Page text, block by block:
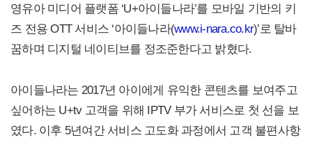
영유아 미디어 플랫폼 ‘U+아이들나라’를 모바일 기반의 키
즈 전용 OTT 서비스 ‘아이들나라(www.i-nara.co.kr)’로 탈바
꿈하며 디지털 네이티브를 정조준한다고 밝혔다.
아이들나라는 2017년 아이에게 유익한 콘텐츠를 보여주고
싶어하는 U+tv 고객을 위해 IPTV 부가 서비스로 첫 선을 보
였다. 이후 5년여간 서비스 고도화 과정에서 고객 불편사항